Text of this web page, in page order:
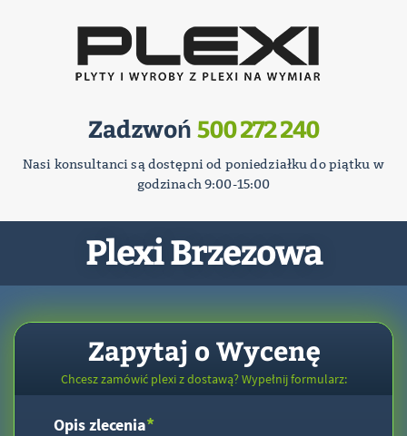
Zadzwoń 500 272 240
Nasi konsultanci są dostępni od poniedziałku do piątku w
godzinach 9:00-15:00
Plexi Brzezowa
Zapytaj o Wycenę
Chcesz zamówić plexi z dostawą? Wypełnij formularz:
Opis zlecenia*